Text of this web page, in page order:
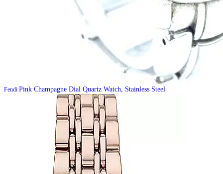
Fendi Pink Champagne Dial Quartz Watch, Stainless Steel